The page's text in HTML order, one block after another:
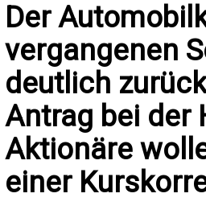
Der
vergangenen
deutlich
Antrag bei der
Aktionäre
einer